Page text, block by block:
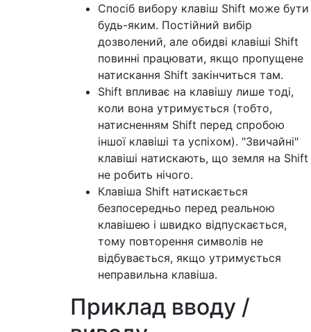
Спосіб вибору клавіш Shift може бути
будь-яким. Постійний вибір
дозволений, але обидві клавіші Shift
повинні працювати, якщо пропущене
натискання Shift закінчиться там.
Shift впливає на клавішу лише тоді,
коли вона утримується (тобто,
натисненням Shift перед спробою
іншої клавіші та успіхом). "Звичайні"
клавіші натискають, що земля на Shift
не робить нічого.
Клавіша Shift натискається
безпосередньо перед реальною
клавішею і швидко відпускається,
тому повторення символів не
відбувається, якщо утримується
неправильна клавіша.
Приклад вводу /